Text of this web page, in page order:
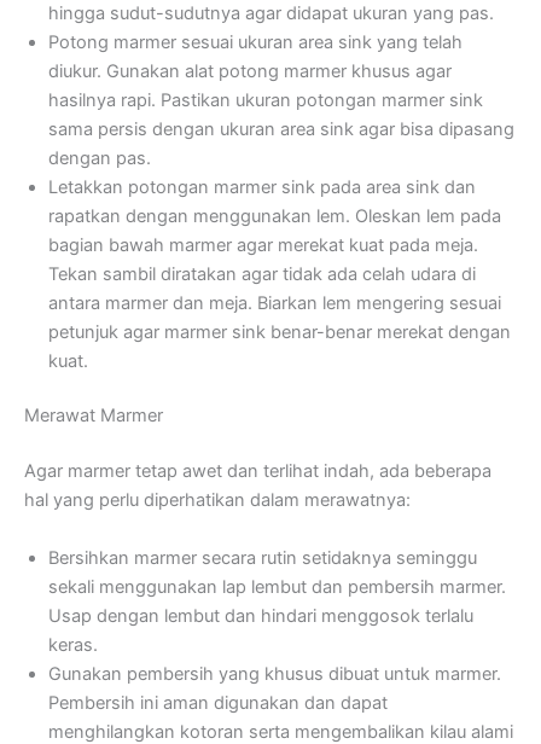
hingga sudut-sudutnya agar didapat ukuran yang pas.
Potong marmer sesuai ukuran area sink yang telah
diukur. Gunakan alat potong marmer khusus agar
hasilnya rapi. Pastikan ukuran potongan marmer sink
sama persis dengan ukuran area sink agar bisa dipasang
dengan pas.
Letakkan potongan marmer sink pada area sink dan
rapatkan dengan menggunakan lem. Oleskan lem pada
bagian bawah marmer agar merekat kuat pada meja.
Tekan sambil diratakan agar tidak ada celah udara di
antara marmer dan meja. Biarkan lem mengering sesuai
petunjuk agar marmer sink benar-benar merekat dengan
kuat.
Merawat Marmer
Agar marmer tetap awet dan terlihat indah, ada beberapa
hal yang perlu diperhatikan dalam merawatnya:
Bersihkan marmer secara rutin setidaknya seminggu
sekali menggunakan lap lembut dan pembersih marmer.
Usap dengan lembut dan hindari menggosok terlalu
keras.
Gunakan pembersih yang khusus dibuat untuk marmer.
Pembersih ini aman digunakan dan dapat
menghilangkan kotoran serta mengembalikan kilau alami